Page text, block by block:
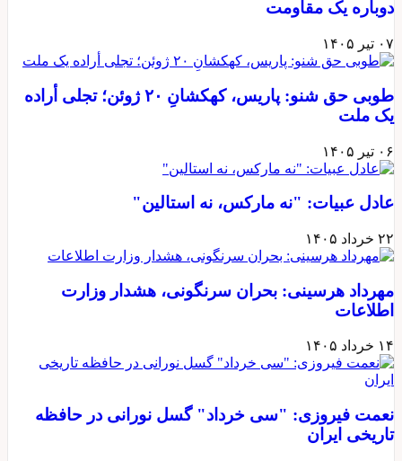
دوباره یک مقاومت
۰۷ تیر ۱۴۰۵
طوبی حق شنو: پاریس، کهکشانِ ۲۰ ژوئن؛ تجلی أراده
یک ملت
۰۶ تیر ۱۴۰۵
عادل عبیات: "نه مارکس، نه استالین"
۲۲ خرداد ۱۴۰۵
مهرداد هرسینی: بحران سرنگونی، هشدار وزارت
اطلاعات
۱۴ خرداد ۱۴۰۵
نعمت فیروزی: "سی خرداد" گسل نورانی در حافظه
تاریخی ایران